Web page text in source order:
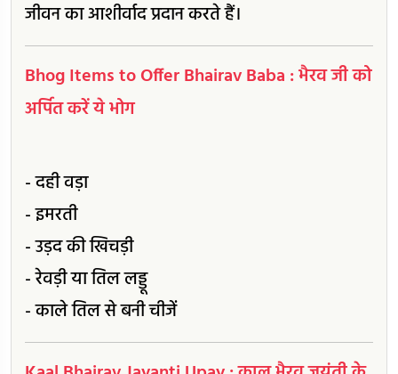
जीवन का आशीर्वाद प्रदान करते हैं।
Bhog Items to Offer Bhairav Baba : भैरव जी को
अर्पित करें ये भोग
- दही वड़ा
- इमरती
- उड़द की खिचड़ी
- रेवड़ी या तिल लड्डू
- काले तिल से बनी चीजें